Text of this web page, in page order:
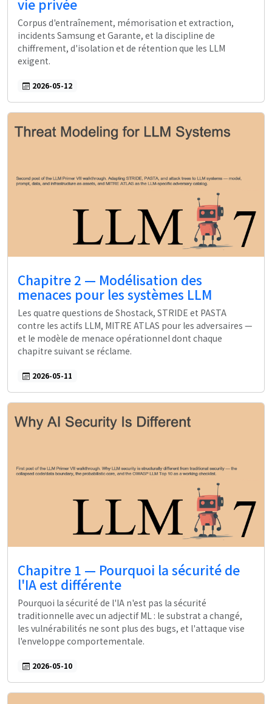
vie privée
Corpus d'entraînement, mémorisation et extraction,
incidents Samsung et Garante, et la discipline de
chiffrement, d'isolation et de rétention que les LLM
exigent.
2026-05-12
Chapitre 2 — Modélisation des
menaces pour les systèmes LLM
Les quatre questions de Shostack, STRIDE et PASTA
contre les actifs LLM, MITRE ATLAS pour les adversaires —
et le modèle de menace opérationnel dont chaque
chapitre suivant se réclame.
2026-05-11
Chapitre 1 — Pourquoi la sécurité de
l'IA est différente
Pourquoi la sécurité de l'IA n'est pas la sécurité
traditionnelle avec un adjectif ML : le substrat a changé,
les vulnérabilités ne sont plus des bugs, et l'attaque vise
l'enveloppe comportementale.
2026-05-10